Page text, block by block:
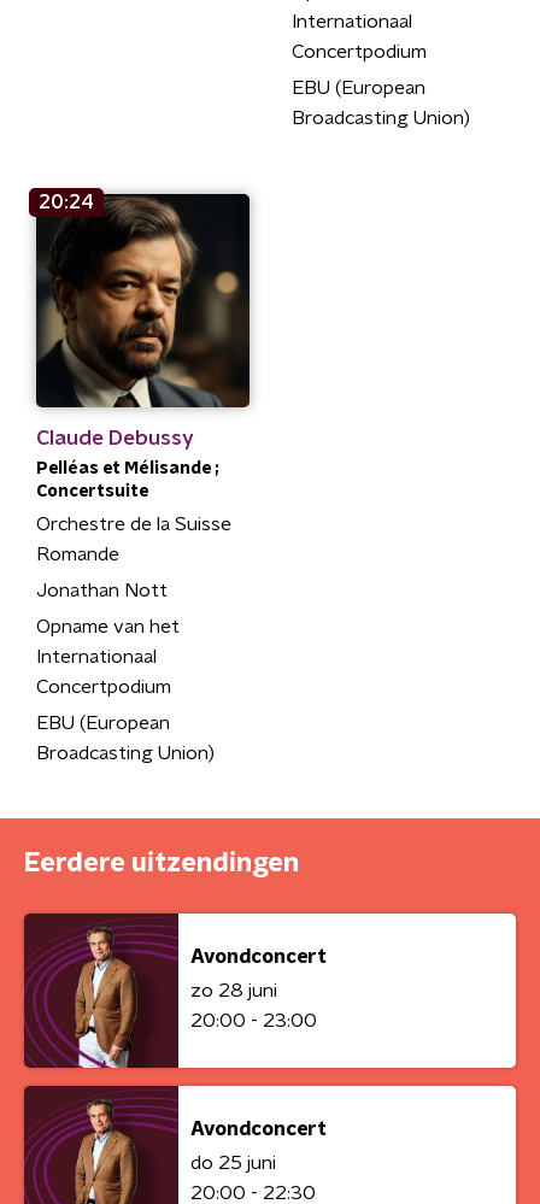
Internationaal
Concertpodium
EBU (European
Broadcasting Union)
20:24
Claude Debussy
Pelléas et Mélisande ;
Concertsuite
Orchestre de la Suisse
Romande
Jonathan Nott
Opname van het
Internationaal
Concertpodium
EBU (European
Broadcasting Union)
Eerdere uitzendingen
Avondconcert
zo 28 juni
20:00 - 23:00
Avondconcert
do 25 juni
20:00 - 22:30